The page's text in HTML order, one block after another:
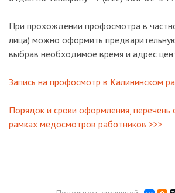
При прохождении профосмотра в
лица) можно оформить предварительную
выбрав необходимое время и адрес
Запись на профосмотр в Калининском
Порядок и сроки оформления, перечень
рамках медосмотров работников >>>